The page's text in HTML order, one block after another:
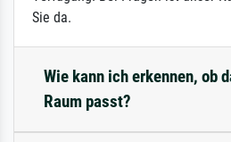
Sie da.
Wie kann ich erkennen, ob
Raum passt?